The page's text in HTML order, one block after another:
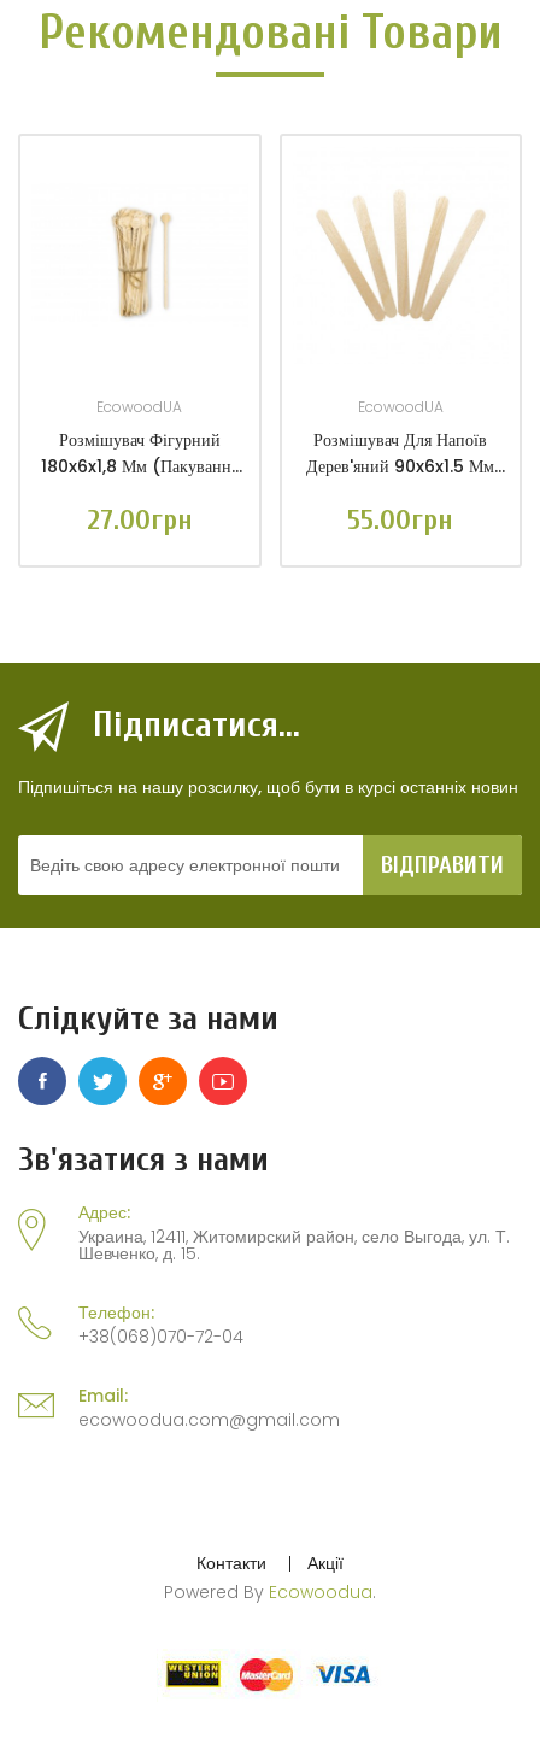
Рекомендовані Товари
EcowoodUA
Розмішувач Фігурний
180x6x1,8 Мм (пакування
27.00грн
EcowoodUA
Розмішувач Для Напоїв
Дерев'яний 90x6x1.5 Мм
55.00грн
Підписатися...
Підпишіться на нашу розсилку, щоб бути в курсі останніх новин
ВІДПРАВИТИ
Слідкуйте за нами
Зв'язатися з нами
Адрес:
Украина, 12411, Житомирский район, село Выгода, ул. Т.
Шевченко, д. 15.
Телефон:
+38(068)070-72-04
Email:
ecowoodua.com@gmail.com
Контакти
Акції
Powered By Ecowoodua.